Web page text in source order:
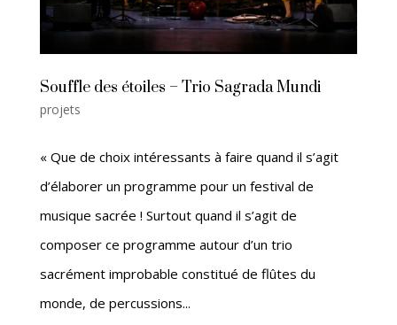
Souffle des étoiles – Trio Sagrada Mundi
projets
« Que de choix intéressants à faire quand il s’agit
d’élaborer un programme pour un festival de
musique sacrée ! Surtout quand il s’agit de
composer ce programme autour d’un trio
sacrément improbable constitué de flûtes du
monde, de percussions...